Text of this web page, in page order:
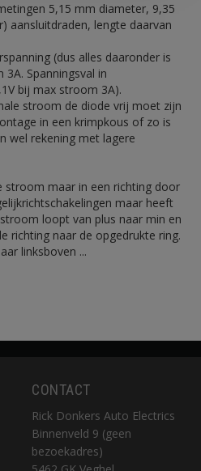
5,15 mm diameter, 9,35
aansluitdraden, lengte daarvan
(dus alles daaronder is
Spanningsval in
bij max stroom 3A).
stroom de diode vrij moet zijn
in een krimpkous of zo is
wel rekening met lagere
stroom maar in een richting door
maar heeft
loopt van plus naar min en
richting naar de opgedrukte ring.
linksboven ...
CONTACT
Rick Donkers Auto Electrics
Binnenveld 9 (geen
bezoekadres)